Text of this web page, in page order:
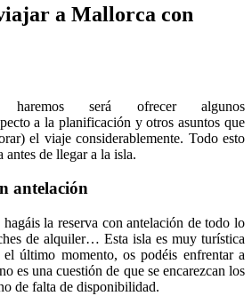
a Mallorca con
será ofrecer algunos
a la planificación y otros asuntos que
el viaje considerablemente. Todo esto
antes de llegar a la isla.
antelación
la reserva con antelación de todo lo
de alquiler… Esta isla es muy turística
último momento, os podéis enfrentar a
es una cuestión de que se encarezcan los
de falta de disponibilidad.